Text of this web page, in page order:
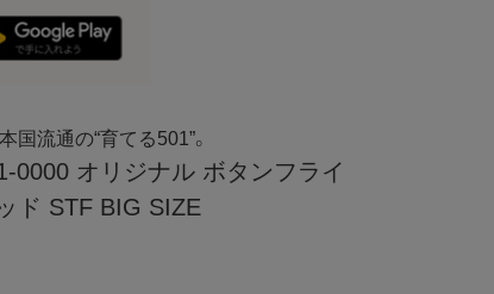
国流通の“育てる501”。
0000 オリジナル ボタンフライ
ド STF BIG SIZE